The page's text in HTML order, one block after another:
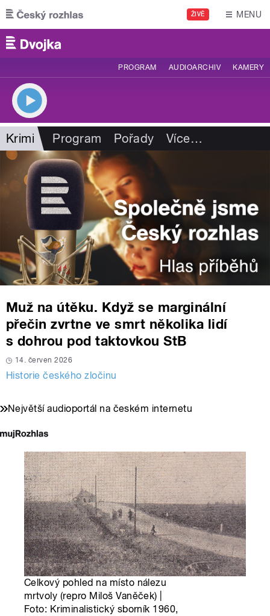
Přejít k hlavnímu obsahu
ŽIVĚ MENU
PROGRAM AUDIOARCHIV KAMERY
Krimi Program Pořady Více…
Muž na útěku. Když se marginální
přečin zvrtne ve smrt několika lidí
s dohrou pod taktovkou StB
14. červen 2026
Historie českého zločinu
Největší audioportál na českém internetu
Celkový pohled na místo nálezu
mrtvoly (repro Miloš Vaněček) |
Foto: Kriminalistický sborník 1960,